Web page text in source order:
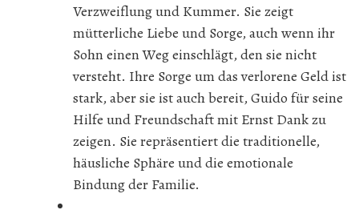
Verzweiflung und Kummer. Sie zeigt
mütterliche Liebe und Sorge, auch wenn ihr
Sohn einen Weg einschlägt, den sie nicht
versteht. Ihre Sorge um das verlorene Geld ist
stark, aber sie ist auch bereit, Guido für seine
Hilfe und Freundschaft mit Ernst Dank zu
zeigen. Sie repräsentiert die traditionelle,
häusliche Sphäre und die emotionale
Bindung der Familie.